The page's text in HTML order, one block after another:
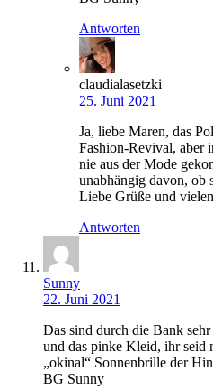
Antworten
claudialasetzki
25. Juni 2021
Ja, liebe Maren, das
Fashion-Revival, aber
nie aus der Mode
unabhängig davon, ob
Liebe Grüße und
Antworten
Sunny
22. Juni 2021
Das sind durch die Bank
und das pinke Kleid, ihr seid
„okinal“ Sonnenbrille der
BG Sunny